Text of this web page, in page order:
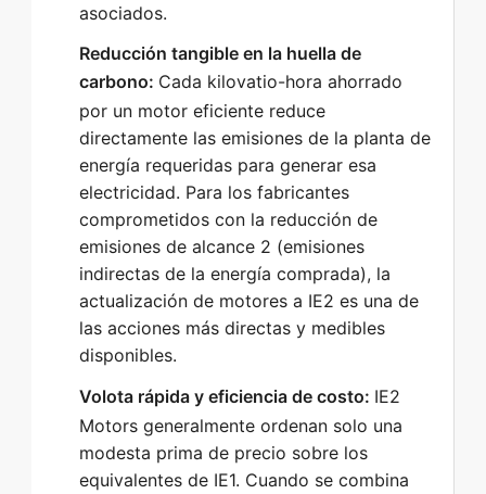
asociados.
Reducción tangible en la huella de
carbono: Cada kilovatio-hora ahorrado
por un motor eficiente reduce
directamente las emisiones de la planta de
energía requeridas para generar esa
electricidad. Para los fabricantes
comprometidos con la reducción de
emisiones de alcance 2 (emisiones
indirectas de la energía comprada), la
actualización de motores a IE2 es una de
las acciones más directas y medibles
disponibles.
Volota rápida y eficiencia de costo: IE2
Motors generalmente ordenan solo una
modesta prima de precio sobre los
equivalentes de IE1. Cuando se combina